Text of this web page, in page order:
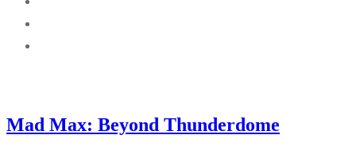
Mad Max: Beyond Thunderdome